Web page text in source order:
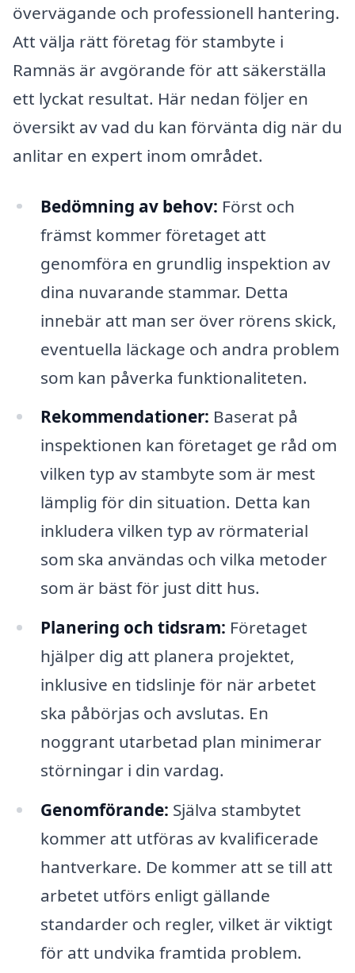
övervägande och professionell hantering.
Att välja rätt företag för stambyte i
Ramnäs är avgörande för att säkerställa
ett lyckat resultat. Här nedan följer en
översikt av vad du kan förvänta dig när du
anlitar en expert inom området.
Bedömning av behov: Först och
främst kommer företaget att
genomföra en grundlig inspektion av
dina nuvarande stammar. Detta
innebär att man ser över rörens skick,
eventuella läckage och andra problem
som kan påverka funktionaliteten.
Rekommendationer: Baserat på
inspektionen kan företaget ge råd om
vilken typ av stambyte som är mest
lämplig för din situation. Detta kan
inkludera vilken typ av rörmaterial
som ska användas och vilka metoder
som är bäst för just ditt hus.
Planering och tidsram: Företaget
hjälper dig att planera projektet,
inklusive en tidslinje för när arbetet
ska påbörjas och avslutas. En
noggrant utarbetad plan minimerar
störningar i din vardag.
Genomförande: Själva stambytet
kommer att utföras av kvalificerade
hantverkare. De kommer att se till att
arbetet utförs enligt gällande
standarder och regler, vilket är viktigt
för att undvika framtida problem.